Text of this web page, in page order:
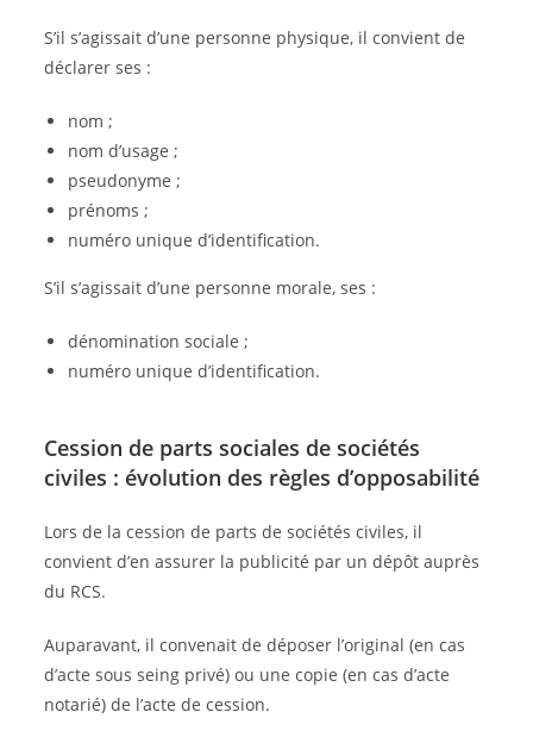
S’il s’agissait d’une personne physique, il convient de
déclarer ses :
nom ;
nom d’usage ;
pseudonyme ;
prénoms ;
numéro unique d’identification.
S’il s’agissait d’une personne morale, ses :
dénomination sociale ;
numéro unique d’identification.
Cession de parts sociales de sociétés
civiles : évolution des règles d’opposabilité
Lors de la cession de parts de sociétés civiles, il
convient d’en assurer la publicité par un dépôt auprès
du RCS.
Auparavant, il convenait de déposer l’original (en cas
d’acte sous seing privé) ou une copie (en cas d’acte
notarié) de l’acte de cession.